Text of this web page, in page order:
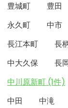
豊城町
豊田
永久町
中市
長江本町
長
中大久保
長
中川原新町 (1件)
中田
中滝